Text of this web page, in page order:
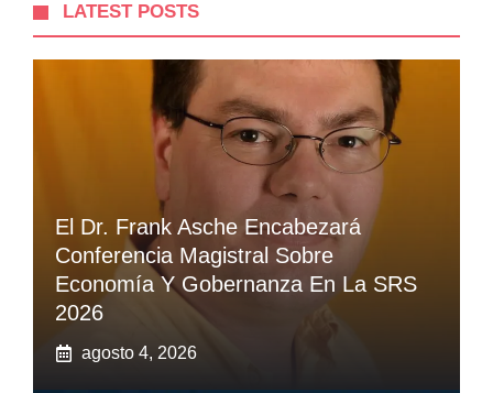
LATEST POSTS
El Dr. Frank Asche Encabezará
Conferencia Magistral Sobre
Economía Y Gobernanza En La SRS
2026
agosto 4, 2026